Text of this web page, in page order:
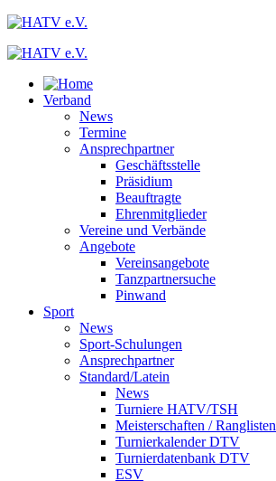
Verband
News
Termine
Ansprechpartner
Geschäftsstelle
Präsidium
Beauftragte
Ehrenmitglieder
Vereine und Verbände
Angebote
Vereinsangebote
Tanzpartnersuche
Pinwand
Sport
News
Sport-Schulungen
Ansprechpartner
Standard/Latein
News
Turniere HATV/TSH
Meisterschaften / Ranglisten
Turnierkalender DTV
Turnierdatenbank DTV
ESV